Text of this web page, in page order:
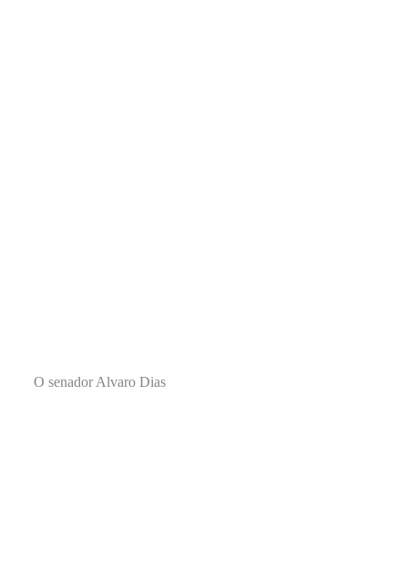
O senador Alvaro Dias